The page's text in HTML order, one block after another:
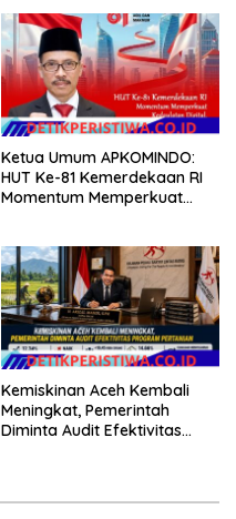
Ketua Umum APKOMINDO:
HUT Ke-81 Kemerdekaan RI
Momentum Memperkuat
Hukum Menuju Indonesia
Emas 2045
Kemiskinan Aceh Kembali
Meningkat, Pemerintah
Diminta Audit Efektivitas